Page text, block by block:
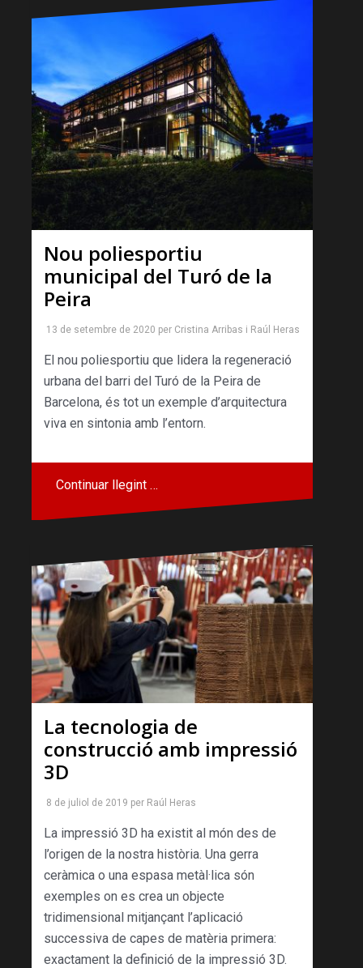
Nou poliesportiu
municipal del Turó de la
Peira
13 de setembre de 2020 per Cristina Arribas i Raúl Heras
El nou poliesportiu que lidera la regeneració
urbana del barri del Turó de la Peira de
Barcelona, és tot un exemple d’arquitectura
viva en sintonia amb l’entorn.
Continuar llegint …
La tecnologia de
construcció amb impressió
3D
8 de juliol de 2019 per Raúl Heras
La impressió 3D ha existit al món des de
l’origen de la nostra història. Una gerra
ceràmica o una espasa metàl·lica són
exemples on es crea un objecte
tridimensional mitjançant l’aplicació
successiva de capes de matèria primera:
exactament la definició de la impressió 3D.